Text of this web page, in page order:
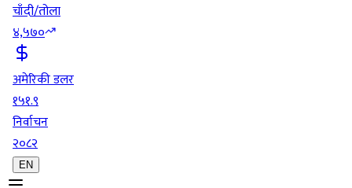
चाँदी/तोला
४,५७०
अमेरिकी डलर
१५१.९
निर्वाचन
२०८२
EN